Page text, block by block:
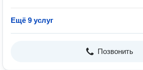
Ещё 9 услуг
Позвонить